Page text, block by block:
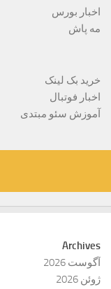
اخبار بورس
مه پاش
خرید بک لینک
اخبار فوتبال
آموزش سئو مبتدی
Archives
آگوست 2026
ژوئن 2026